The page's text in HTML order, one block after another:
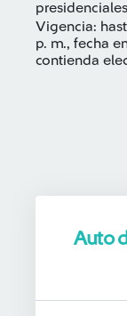
Vigencia:
p. m., fecha
contienda
Auto